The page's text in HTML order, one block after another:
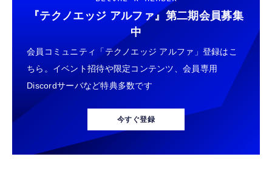
『テクノエッジ アルファ』 第二期会員募集
中
会員コミュニティ「テクノエッジ アルファ」登録はこ
ちら。イベント招待や限定コンテンツ、会員専用
Discordサーバなど特典多数です
今すぐ登録